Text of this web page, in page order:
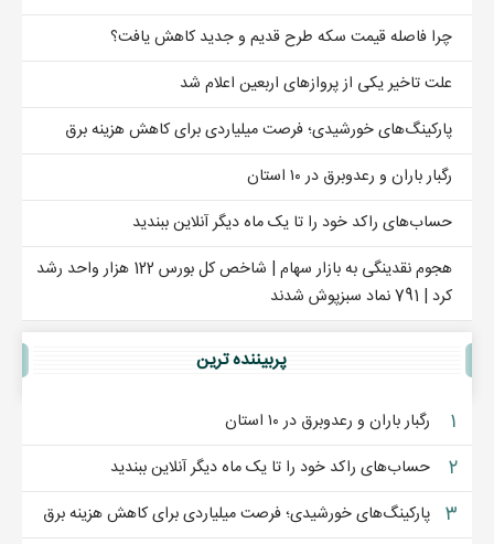
چرا فاصله قیمت سکه طرح قدیم و جدید کاهش یافت؟
علت تاخیر یکی از پروازهای اربعین اعلام شد
پارکینگ‌های خورشیدی؛ فرصت میلیاردی برای کاهش هزینه برق
رگبار باران و رعدوبرق در ۱۰ استان
حساب‌های راکد خود را تا یک ماه دیگر آنلاین ببندید
هجوم نقدینگی به بازار سهام | شاخص کل بورس 122 هزار واحد رشد
کرد | 791 نماد سبزپوش شدند
پربيننده ترين
۱ رگبار باران و رعدوبرق در ۱۰ استان
۲ حساب‌های راکد خود را تا یک ماه دیگر آنلاین ببندید
۳ پارکینگ‌های خورشیدی؛ فرصت میلیاردی برای کاهش هزینه برق